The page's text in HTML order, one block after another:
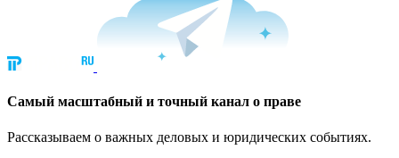
Cамый масштабный и точный канал о праве
Рассказываем о важных деловых и юридических событиях.